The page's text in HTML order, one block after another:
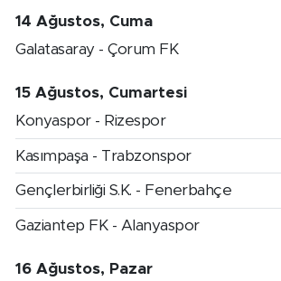
14 Ağustos, Cuma
Galatasaray - Çorum FK
15 Ağustos, Cumartesi
Konyaspor - Rizespor
Kasımpaşa - Trabzonspor
Gençlerbirliği S.K. - Fenerbahçe
Gaziantep FK - Alanyaspor
16 Ağustos, Pazar